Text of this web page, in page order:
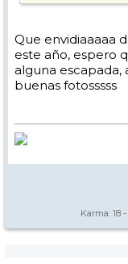
Que envidiaaaaa
este año, espero
alguna escapada,
buenas fotosssss
Karma: 18 -